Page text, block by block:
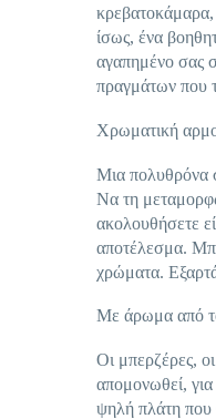
κρεβατοκάμαρα,
ίσως, ένα
αγαπημένο σας
πραγμάτων που
Χρωματική
Μια πολυθρόνα
Να τη
ακολουθήσετε
αποτέλεσμα.
χρώματα.
Με άρωμα από
Οι μπερζέρες,
απομονωθεί,
ψηλή πλάτη που